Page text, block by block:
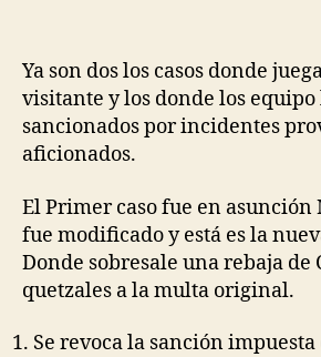
Ya son dos los casos donde
visitante y los donde los equipo
sancionados por incidentes
aficionados.
El Primer caso fue en
fue modificado y está es la
Donde sobresale una rebaja de
quetzales a la multa original.
Se revoca la sanción